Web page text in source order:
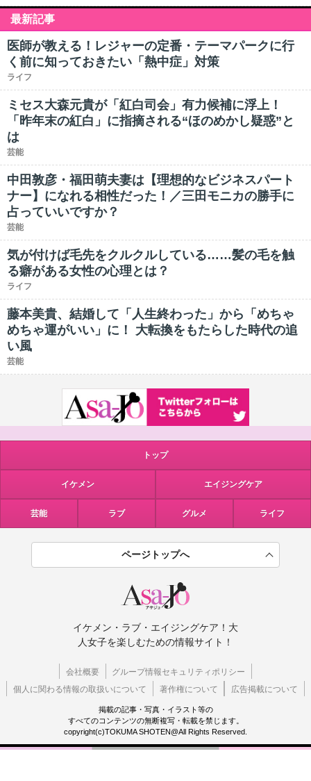
最新記事
医師が教える！レジャーの定番・テーマパークに行
く前に知っておきたい「熱中症」対策
ライフ
ミセス大森元貴が「紅白司会」有力候補に浮上！
「昨年末の紅白」に指摘される“ほのめかし疑惑”と
は
芸能
中田敦彦・福田萌夫妻は【理想的なビジネスパート
ナー】になれる相性だった！／三田モニカの勝手に
占っていいですか？
芸能
気が付けば毛先をクルクルしている……髪の毛を触
る癖がある女性の心理とは？
ライフ
藤本美貴、結婚して「人生終わった」から「めちゃ
めちゃ運がいい」に！ 大転換をもたらした時代の追
い風
芸能
トップ
イケメン エイジングケア
芸能 ラブ グルメ ライフ
ページトップへ
イケメン・ラブ・エイジングケア！大
人女子を楽しむための情報サイト！
会社概要
グループ情報セキュリティポリシー
個人に関わる情報の取扱いについて
著作権について 広告掲載について
掲載の記事・写真・イラスト等の
すべてのコンテンツの無断複写・転載を禁じます。
copyright(c)TOKUMA SHOTEN@All Rights Reserved.